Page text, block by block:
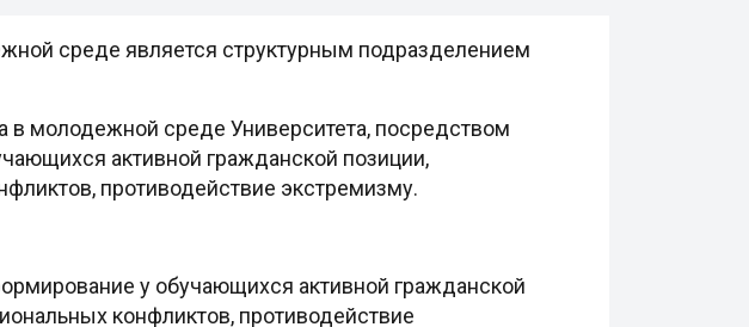
среде является структурным подразделением
в молодежной среде Университета, посредством
активной гражданской позиции,
противодействие экстремизму.
у обучающихся активной гражданской
конфликтов, противодействие